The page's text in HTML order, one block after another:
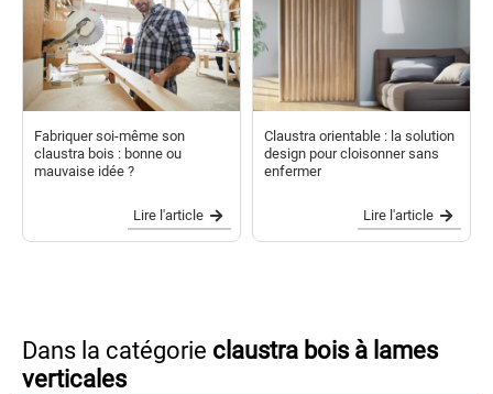
Fabriquer soi-même son
claustra bois : bonne ou
mauvaise idée ?
Lire l'article
Claustra orientable : la solution
design pour cloisonner sans
enfermer
Lire l'article
Dans la catégorie claustra bois à lames
verticales